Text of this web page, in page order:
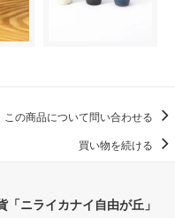
この商品について問い合わせる
買い物を続ける
ニライカナイ自由が丘」